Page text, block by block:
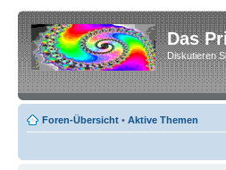
Das
Diskutieren
Foren-Übersicht • Aktive Themen